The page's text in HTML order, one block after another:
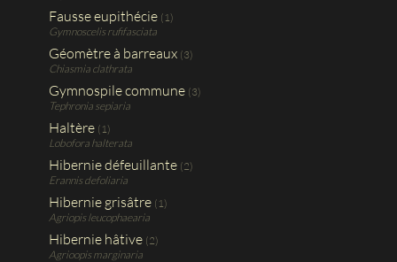
Fausse eupithécie (1)
Gymnoscelis rufifasciata
Géomètre à barreaux (3)
Chiasmia clathrata
Gymnospile commune (3)
Tephronia sepiaria
Haltère (1)
Lobofora halterata
Hibernie défeuillante (2)
Erannis defoliaria
Hibernie grisâtre (1)
Agriopis leucophaearia
Hibernie hâtive (2)
Agrioopis marginaria